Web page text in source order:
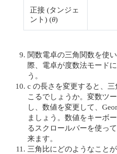
正接 (タンジェ
ント) (θ)
関数電卓の三角関数を使
際、電卓が度数法モード
う。
c の長さを変更すると、
こるでしょうか。変数ツ
し、数値を変更して、
ましょう。数値をキーボ
るスクロールバーを使っ
来ます。
三角比にどのようなこと